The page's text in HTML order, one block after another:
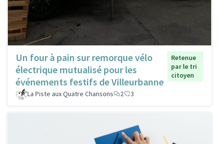
Un four à pain sur remorque vélo
électrique mutualisé pour les
événements festifs de Villeurbanne
Retenue
par le tri
citoyen
La Piste aux Quatre Chansons 2 3